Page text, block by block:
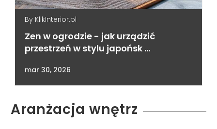
By KlikInterior.pl
Zen w ogrodzie - jak urządzić
przestrzeń w stylu japońsk …
mar 30, 2026
Aranżacja wnętrz